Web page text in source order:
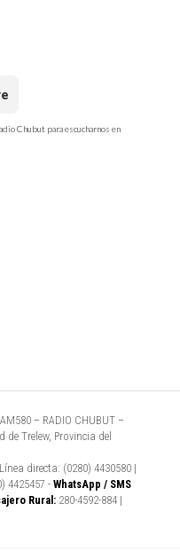
Chubut para escucharnos en
– RADIO CHUBUT –
Trelew, Provincia del
directa: (0280) 4430580 |
4425457 - WhatsApp / SMS
Rural: 280-4592-884 |